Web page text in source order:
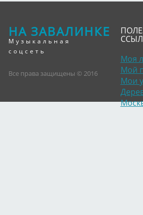
НА ЗАВАЛИНКЕ
Музыкальная
соцсеть
Все права защищены © 2016
Моя
Мой
Мои